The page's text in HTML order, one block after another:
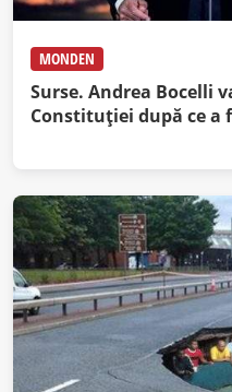
MONDEN
Surse. Andrea Bocelli
Constituției după ce a